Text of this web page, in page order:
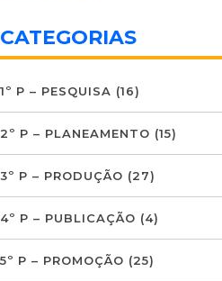
CATEGORIAS
1º P – PESQUISA (16)
2º P – PLANEAMENTO (15)
3º P – PRODUÇÃO (27)
4º P – PUBLICAÇÃO (4)
5º P – PROMOÇÃO (25)